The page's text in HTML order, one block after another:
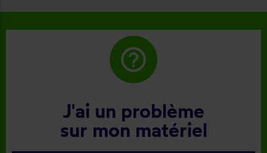
help_outline
J'ai un problème
sur mon matériel